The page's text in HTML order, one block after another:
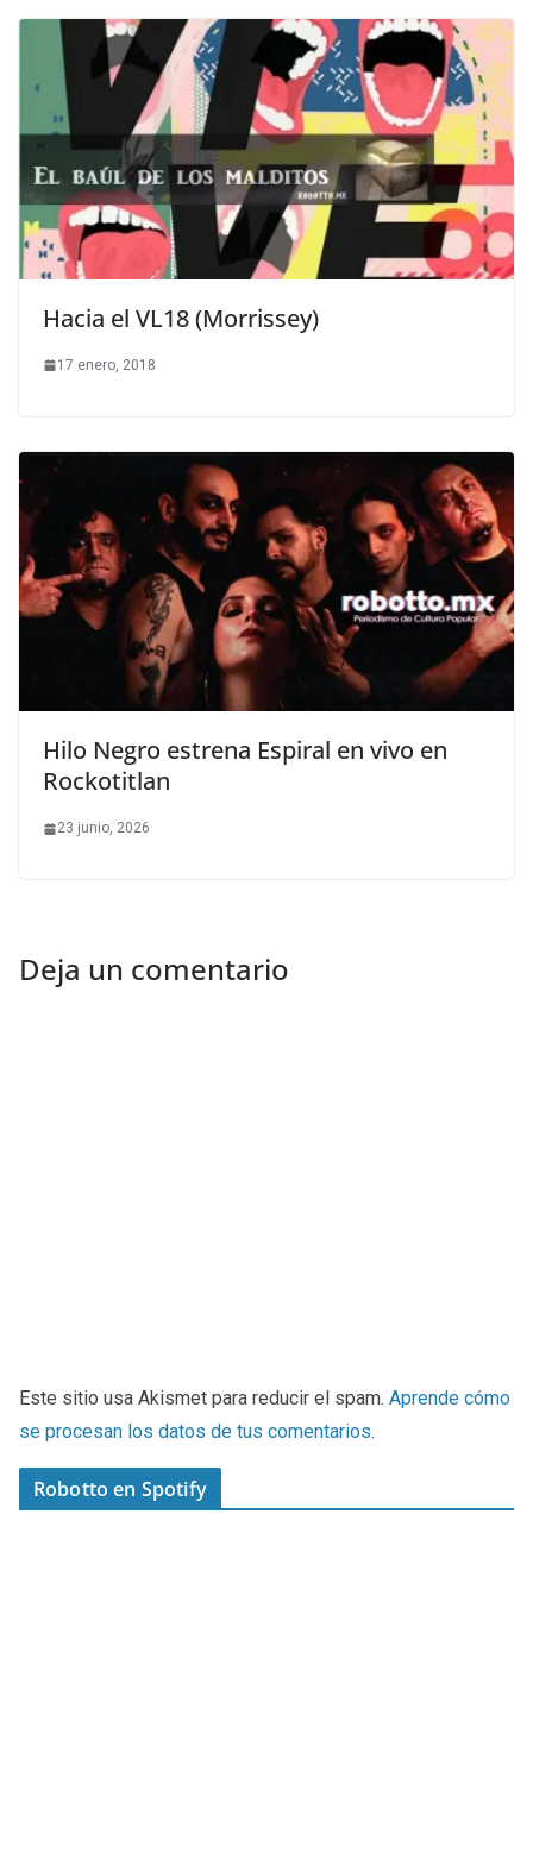
Hacia el VL18 (Morrissey)
17 enero, 2018
Hilo Negro estrena Espiral en vivo en
Rockotitlan
23 junio, 2026
Deja un comentario
Este sitio usa Akismet para reducir el spam. Aprende cómo
se procesan los datos de tus comentarios.
Robotto en Spotify